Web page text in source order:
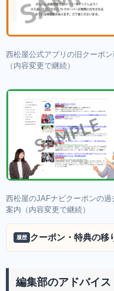
西松屋公式アプリの旧クーポ
（内容変更で継続）
西松屋のJAFナビクーポンの過
案内（内容変更で継続）
履歴 クーポン・特典の移
編集部のアドバイス